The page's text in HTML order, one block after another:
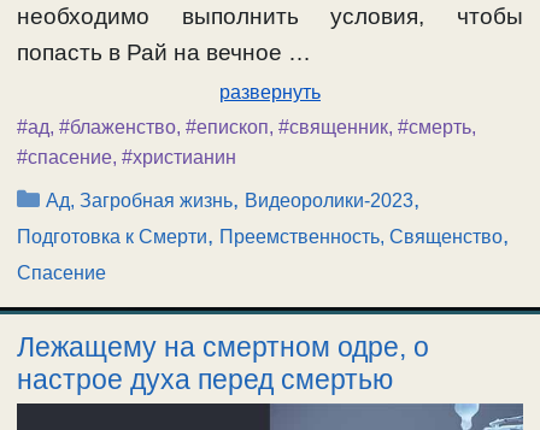
необходимо выполнить условия, чтобы
попасть в Рай на вечное …
развернуть
#ад, #блаженство, #епископ, #священник, #смерть,
#спасение, #христианин
Рубрики
Ад, Загробная жизнь, Видеоролики-2023,
Подготовка к Смерти, Преемственность, Священство,
Спасение
Лежащему на смертном одре, о
настрое духа перед смертью